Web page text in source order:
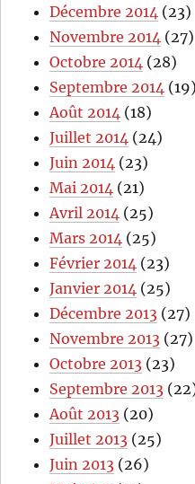
Décembre 2014 (23)
Novembre 2014 (27)
Octobre 2014 (28)
Septembre 2014 (19)
Août 2014 (18)
Juillet 2014 (24)
Juin 2014 (23)
Mai 2014 (21)
Avril 2014 (25)
Mars 2014 (25)
Février 2014 (23)
Janvier 2014 (25)
Décembre 2013 (27)
Novembre 2013 (27)
Octobre 2013 (23)
Septembre 2013
Août 2013 (20)
Juillet 2013 (25)
Juin 2013 (26)